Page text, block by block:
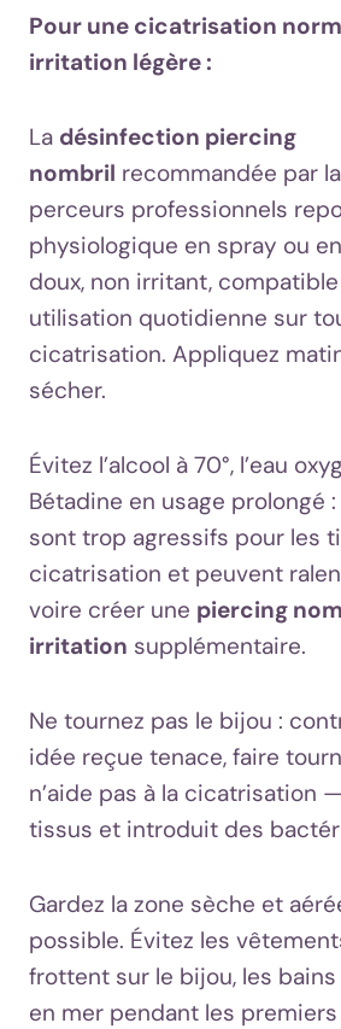
Pour une cicatrisation
irritation légère :
La désinfection piercing
nombril recommandée par
perceurs professionnels
physiologique en spray ou
doux, non irritant,
utilisation quotidienne sur
cicatrisation. Appliquez
sécher.
Évitez l’alcool à 70°, l’eau
Bétadine en usage prolongé
sont trop agressifs pour les
cicatrisation et peuvent
voire créer une piercing
irritation supplémentaire.
Ne tournez pas le bijou :
idée reçue tenace, faire
n’aide pas à la cicatrisation
tissus et introduit des
Gardez la zone sèche et
possible. Évitez les
frottent sur le bijou, les
en mer pendant les